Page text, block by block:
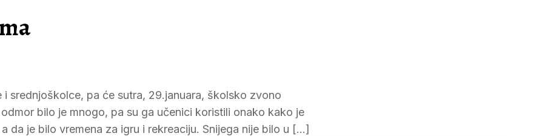
srednjoškolce, pa će sutra, 29.januara, školsko zvono
bilo je mnogo, pa su ga učenici koristili onako kako je
da je bilo vremena za igru i rekreaciju. Snijega nije bilo u […]